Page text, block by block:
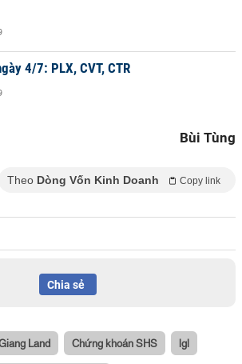
4/7: PLX, CVT, CTR
Bùi Tùng
Theo Dòng Vốn Kinh Doanh Copy link
Chia sẻ
Land Chứng khoán SHS lgl